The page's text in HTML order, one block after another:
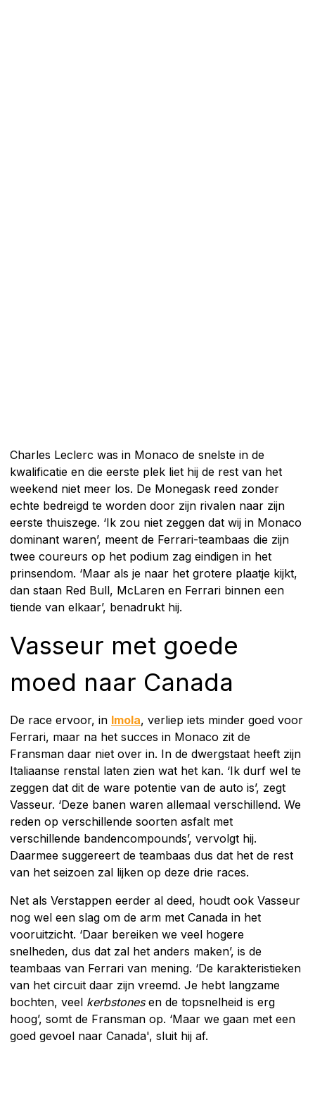
Charles Leclerc was in Monaco de snelste in de
kwalificatie en die eerste plek liet hij de rest van het
weekend niet meer los. De Monegask reed zonder
echte bedreigd te worden door zijn rivalen naar zijn
eerste thuiszege. ‘Ik zou niet zeggen dat wij in Monaco
dominant waren’, meent de Ferrari-teambaas die zijn
twee coureurs op het podium zag eindigen in het
prinsendom. ‘Maar als je naar het grotere plaatje kijkt,
dan staan Red Bull, McLaren en Ferrari binnen een
tiende van elkaar’, benadrukt hij.
Vasseur met goede
moed naar Canada
De race ervoor, in Imola, verliep iets minder goed voor
Ferrari, maar na het succes in Monaco zit de
Fransman daar niet over in. In de dwergstaat heeft zijn
Italiaanse renstal laten zien wat het kan. ‘Ik durf wel te
zeggen dat dit de ware potentie van de auto is’, zegt
Vasseur. ‘Deze banen waren allemaal verschillend. We
reden op verschillende soorten asfalt met
verschillende bandencompounds’, vervolgt hij.
Daarmee suggereert de teambaas dus dat het de rest
van het seizoen zal lijken op deze drie races.
Net als Verstappen eerder al deed, houdt ook Vasseur
nog wel een slag om de arm met Canada in het
vooruitzicht. ‘Daar bereiken we veel hogere
snelheden, dus dat zal het anders maken’, is de
teambaas van Ferrari van mening. ‘De karakteristieken
van het circuit daar zijn vreemd. Je hebt langzame
bochten, veel kerbstones en de topsnelheid is erg
hoog’, somt de Fransman op. ‘Maar we gaan met een
goed gevoel naar Canada', sluit hij af.